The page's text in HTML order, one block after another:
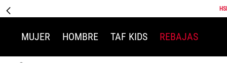
MUJER HOMBRE TAF KIDS REBAJAS